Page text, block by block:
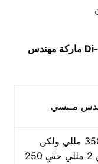
ماركة مهندس
من 2 مللي حتي 3500 مللي ولكن
ننصح بالاستخدام من 2 مللي حتي 250